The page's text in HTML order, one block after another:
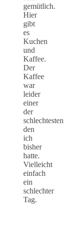
gemütlich.
Hier
gibt
es
Kuchen
und
Kaffee.
Der
Kaffee
war
leider
einer
der
schlechtesten
den
ich
bisher
hatte.
Vielleicht
einfach
ein
schlechter
Tag.